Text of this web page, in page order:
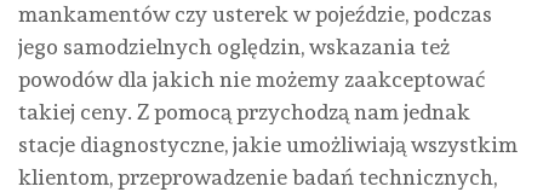
mankamentów czy usterek w pojeździe, podczas
jego samodzielnych oględzin, wskazania też
powodów dla jakich nie możemy zaakceptować
takiej ceny. Z pomocą przychodzą nam jednak
stacje diagnostyczne, jakie umożliwiają wszystkim
klientom, przeprowadzenie badań technicznych,